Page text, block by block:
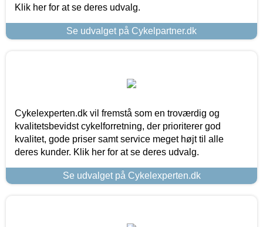
Klik her for at se deres udvalg.
Se udvalget på Cykelpartner.dk
Cykelexperten.dk vil fremstå som en troværdig og
kvalitetsbevidst cykelforretning, der prioriterer god
kvalitet, gode priser samt service meget højt til alle
deres kunder. Klik her for at se deres udvalg.
Se udvalget på Cykelexperten.dk